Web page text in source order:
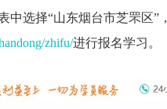
中选择“山东烟台市芝罘区”
zhifu/进行报名学习。